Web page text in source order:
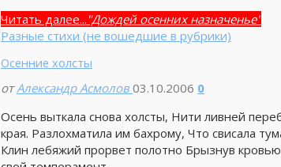
Читать далее... "Дождей осенних назначенье"
Разные стихи (не вошедшие в рубрики)
Осенние холсты
от Александр Асмолов 03.10.2006 0
Осень выткала снова холсты, Нити ливней
края. Разлохматила им бахрому, Что свисала
Клин лебяжий прорвет полотно Брызнув